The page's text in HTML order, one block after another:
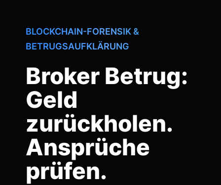
BLOCKCHAIN-FORENSIK &
BETRUGSAUFKLÄRUNG
Broker Betrug:
Geld
zurückholen.
Ansprüche
prüfen.